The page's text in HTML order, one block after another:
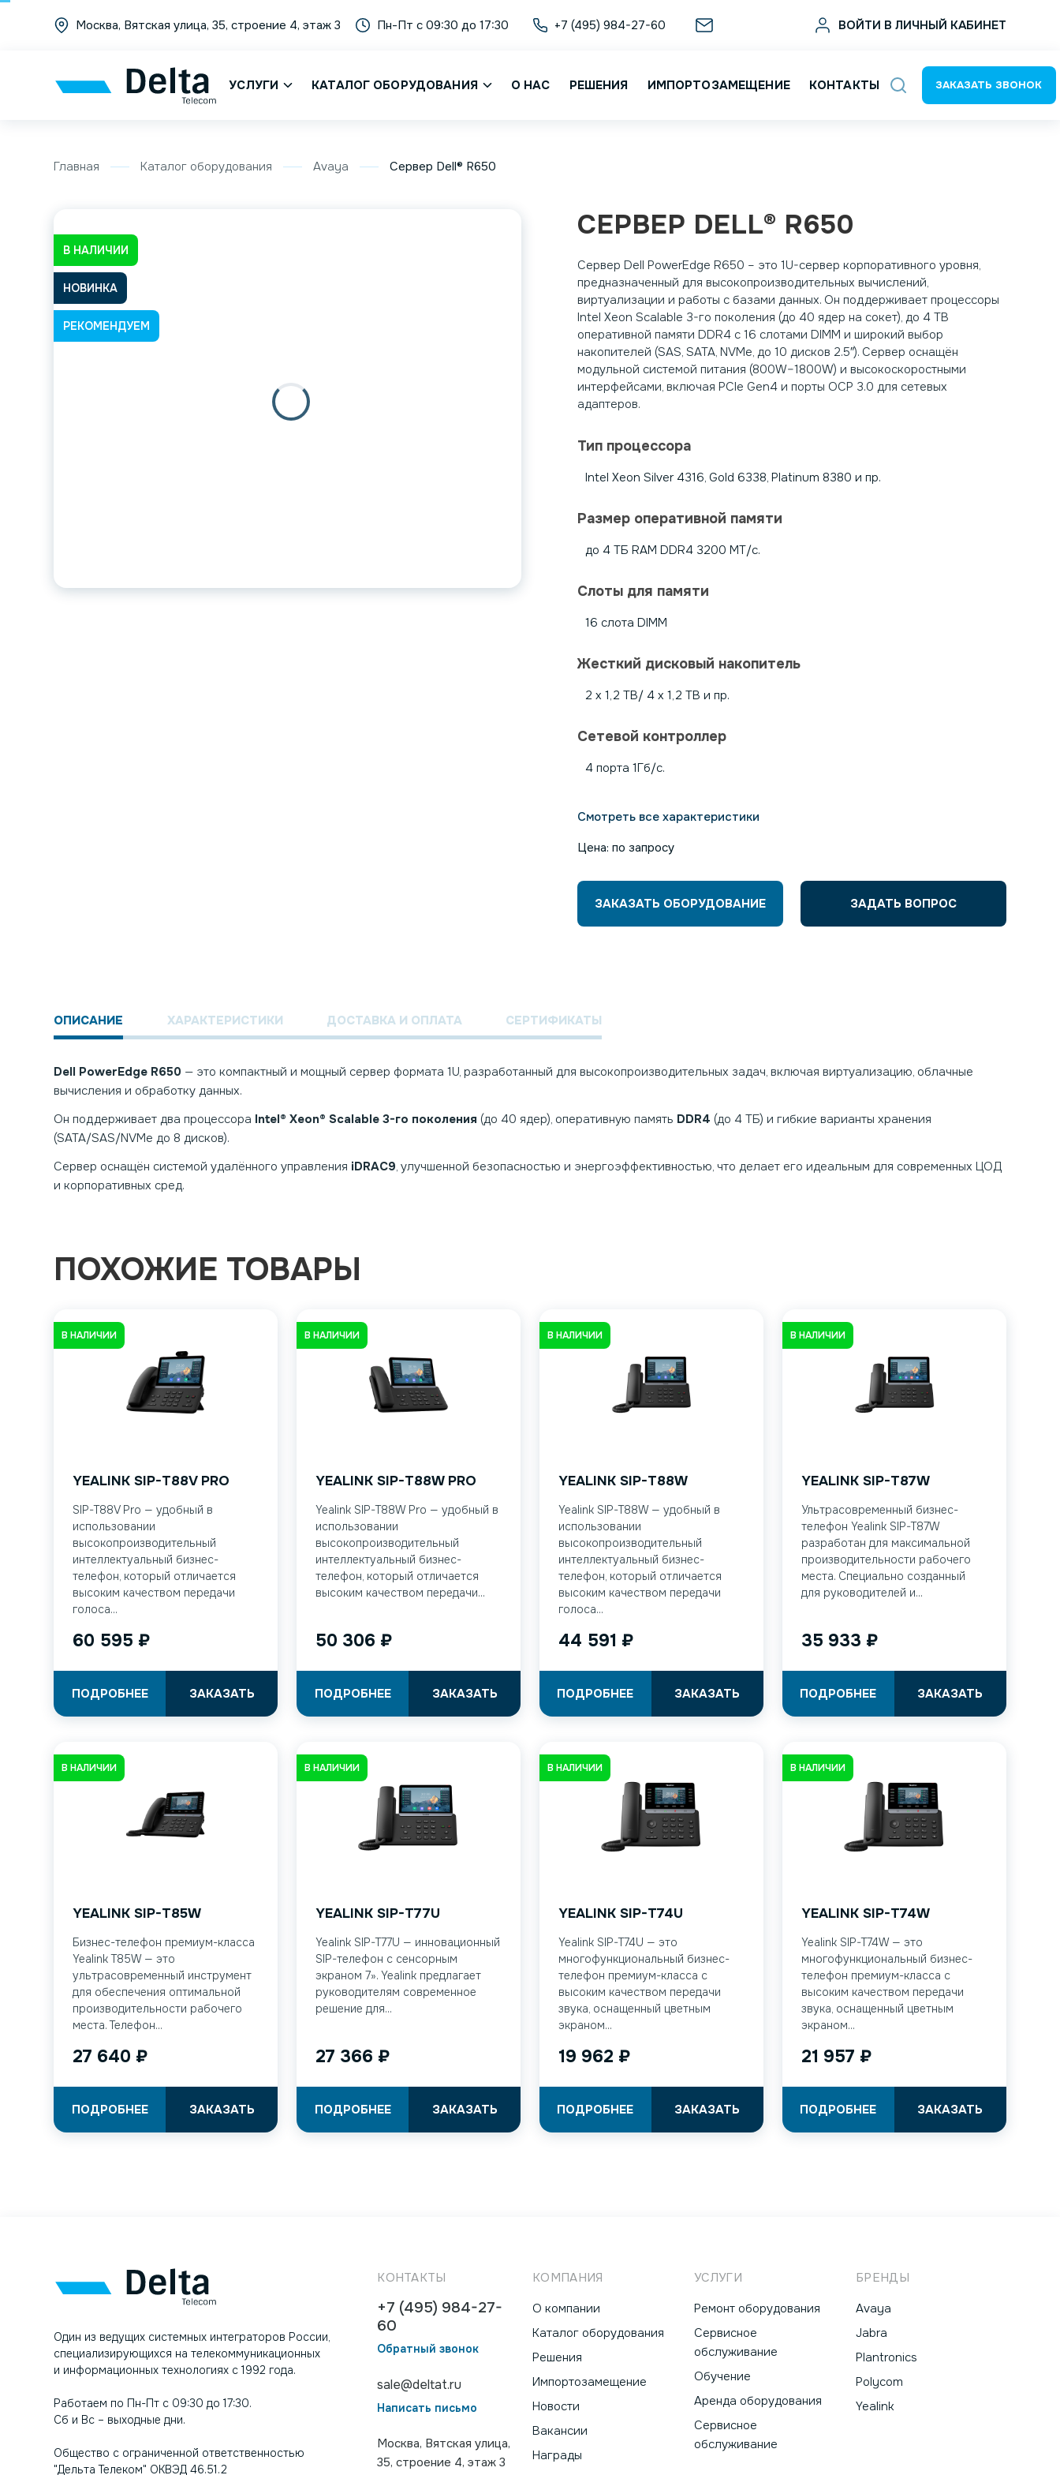
Москва, Вятская улица, 35, строение 4, этаж 3 Пн-Пт с 09:30 до 17:30 +7 (495) 984-27-60 ВОЙТИ В ЛИЧНЫЙ КАБИНЕТ
УСЛУГИ КАТАЛОГ ОБОРУДОВАНИЯ О НАС РЕШЕНИЯ ИМПОРТОЗАМЕЩЕНИЕ КОНТАКТЫ ЗАКАЗАТЬ ЗВОНОК
Главная Каталог оборудования Avaya Сервер Dell® R650
В НАЛИЧИИ
НОВИНКА
РЕКОМЕНДУЕМ
СЕРВЕР DELL® R650
Сервер Dell PowerEdge R650 – это 1U-сервер корпоративного уровня,
предназначенный для высокопроизводительных вычислений,
виртуализации и работы с базами данных. Он поддерживает процессоры
Intel Xeon Scalable 3-го поколения (до 40 ядер на сокет), до 4 TB
оперативной памяти DDR4 с 16 слотами DIMM и широкий выбор
накопителей (SAS, SATA, NVMe, до 10 дисков 2.5″). Сервер оснащён
модульной системой питания (800W–1800W) и высокоскоростными
интерфейсами, включая PCIe Gen4 и порты OCP 3.0 для сетевых
адаптеров.
Тип процессора
Intel Xeon Silver 4316, Gold 6338, Platinum 8380 и пр.
Размер оперативной памяти
до 4 ТБ RAM DDR4 3200 МТ/с.
Слоты для памяти
16 слота DIMM
Жесткий дисковый накопитель
2 х 1,2 TB/ 4 х 1,2 TB и пр.
Сетевой контроллер
4 порта 1Гб/с.
Смотреть все характеристики
Цена: по запросу
ЗАКАЗАТЬ ОБОРУДОВАНИЕ ЗАДАТЬ ВОПРОС
ОПИСАНИЕ ХАРАКТЕРИСТИКИ ДОСТАВКА И ОПЛАТА СЕРТИФИКАТЫ
Dell PowerEdge R650 — это компактный и мощный сервер формата 1U, разработанный для высокопроизводительных задач, включая виртуализацию, облачные
вычисления и обработку данных.
Он поддерживает два процессора Intel® Xeon® Scalable 3-го поколения (до 40 ядер), оперативную память DDR4 (до 4 ТБ) и гибкие варианты хранения
(SATA/SAS/NVMe до 8 дисков).
Сервер оснащён системой удалённого управления iDRAC9, улучшенной безопасностью и энергоэффективностью, что делает его идеальным для современных ЦОД
и корпоративных сред.
ПОХОЖИЕ ТОВАРЫ
В НАЛИЧИИ
YEALINK SIP-T88V PRO
SIP-T88V Pro — удобный в
использовании
высокопроизводительный
интеллектуальный бизнес-
телефон, который отличается
высоким качеством передачи
голоса...
60 595 ₽
ЗАКАЗАТЬ
ПОДРОБНЕЕ
В НАЛИЧИИ
YEALINK SIP-T88W PRO
Yealink SIP-T88W Pro — удобный в
использовании
высокопроизводительный
интеллектуальный бизнес-
телефон, который отличается
высоким качеством передачи...
50 306 ₽
ЗАКАЗАТЬ
ПОДРОБНЕЕ
В НАЛИЧИИ
YEALINK SIP-T88W
Yealink SIP-T88W — удобный в
использовании
высокопроизводительный
интеллектуальный бизнес-
телефон, который отличается
высоким качеством передачи
голоса...
44 591 ₽
ЗАКАЗАТЬ
ПОДРОБНЕЕ
В НАЛИЧИИ
YEALINK SIP-T87W
Ультрасовременный бизнес-
телефон Yealink SIP-T87W
разработан для максимальной
производительности рабочего
места. Специально созданный
для руководителей и...
35 933 ₽
ЗАКАЗАТЬ
ПОДРОБНЕЕ
В НАЛИЧИИ
YEALINK SIP-T85W
Бизнес-телефон премиум-класса
Yealink T85W — это
ультрасовременный инструмент
для обеспечения оптимальной
производительности рабочего
места. Телефон...
27 640 ₽
ЗАКАЗАТЬ
ПОДРОБНЕЕ
В НАЛИЧИИ
YEALINK SIP-T77U
Yealink SIP-T77U — инновационный
SIP-телефон с сенсорным
экраном 7». Yealink предлагает
руководителям современное
решение для...
27 366 ₽
ЗАКАЗАТЬ
ПОДРОБНЕЕ
В НАЛИЧИИ
YEALINK SIP-T74U
Yealink SIP-T74U — это
многофункциональный бизнес-
телефон премиум-класса с
высоким качеством передачи
звука, оснащенный цветным
экраном...
19 962 ₽
ЗАКАЗАТЬ
ПОДРОБНЕЕ
В НАЛИЧИИ
YEALINK SIP-T74W
Yealink SIP-T74W — это
многофункциональный бизнес-
телефон премиум-класса с
высоким качеством передачи
звука, оснащенный цветным
экраном...
21 957 ₽
ЗАКАЗАТЬ
ПОДРОБНЕЕ
Один из ведущих системных интеграторов России,
специализирующихся на телекоммуникационных
и информационных технологиях с 1992 года.
Работаем по Пн-Пт с 09:30 до 17:30.
Сб и Вс – выходные дни.
Общество с ограниченной ответственностью
"Дельта Телеком" ОКВЭД 46.51.2
КОНТАКТЫ
+7 (495) 984-27-
60
Обратный звонок
sale@deltat.ru
Написать письмо
Москва, Вятская улица,
35, строение 4, этаж 3
КОМПАНИЯ
О компании
Каталог оборудования
Решения
Импортозамещение
Новости
Вакансии
Награды
УСЛУГИ
Ремонт оборудования
Сервисное
обслуживание
Обучение
Аренда оборудования
Сервисное
обслуживание
БРЕНДЫ
Avaya
Jabra
Plantronics
Polycom
Yealink